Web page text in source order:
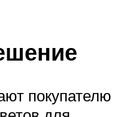
покупателю